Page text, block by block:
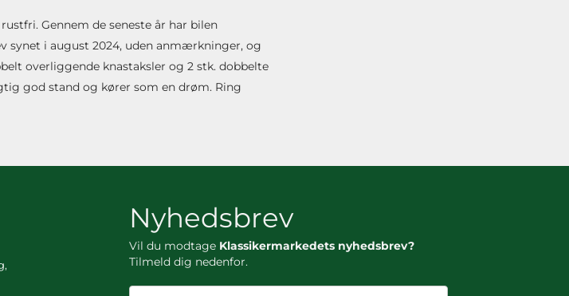
Gennem de seneste år har bilen
synet i august 2024, uden anmærkninger, og
overliggende knastaksler og 2 stk. dobbelte
god stand og kører som en drøm. Ring
Nyhedsbrev
Vil du modtage Klassikermarkedets nyhedsbrev?
Tilmeld dig nedenfor.